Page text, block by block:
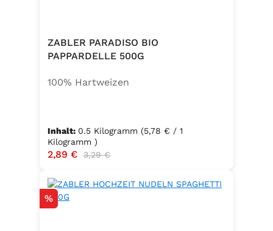
ZABLER PARADISO BIO
PAPPARDELLE 500G
100% Hartweizen
Inhalt: 0.5 Kilogramm (5,78 € / 1
Kilogramm )
Verkaufspreis:
2,89 € Regulärer Preis:
3,29 €
Rabatt
%